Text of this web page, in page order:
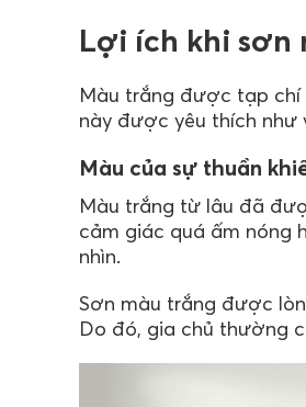
Lợi ích khi sơn
Màu trắng được tạp chí
này được yêu thích như
Màu của sự thuần
Màu trắng từ lâu đã
cảm giác quá ấm nóng
nhìn.
Sơn màu trắng được
Do đó, gia chủ thường